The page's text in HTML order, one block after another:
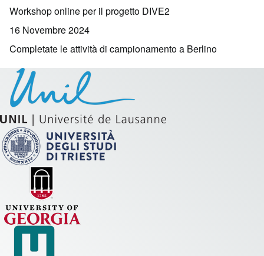
Workshop online per il progetto DIVE2
16 Novembre 2024
Completate le attività di campionamento a Berlino